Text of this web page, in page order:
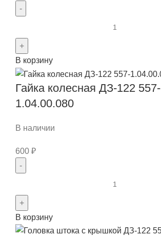
Муфта
КПП
606.20.025
Z-
34
В корзину
Гайка колесная ДЗ-122 557-
1.04.00.080
В наличии
600 ₽
Гайка
колесная
ДЗ-122
В корзину